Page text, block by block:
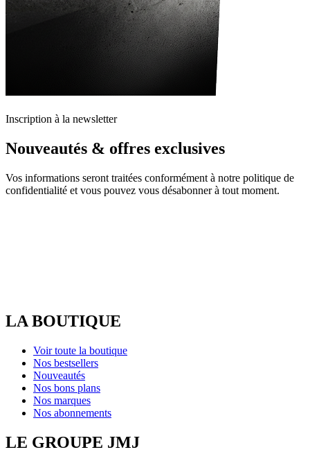
Inscription à la newsletter
Nouveautés & offres exclusives
Vos informations seront traitées conformément à notre politique de
confidentialité et vous pouvez vous désabonner à tout moment.
LA BOUTIQUE
Voir toute la boutique
Nos bestsellers
Nouveautés
Nos bons plans
Nos marques
Nos abonnements
LE GROUPE JMJ